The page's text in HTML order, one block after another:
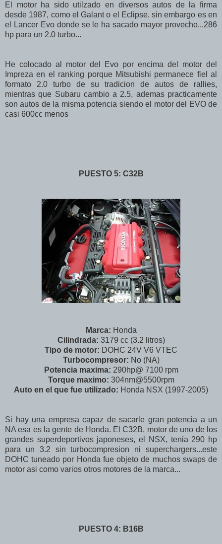
El motor ha sido utilzado en diversos autos de la firma
desde 1987, como el Galant o el Eclipse, sin embargo es en
el Lancer Evo donde se le ha sacado mayor provecho...286
hp para un 2.0 turbo...
He colocado al motor del Evo por encima del motor del
Impreza en el ranking porque Mitsubishi permanece fiel al
formato 2.0 turbo de su tradicion de autos de rallies,
mientras que Subaru cambio a 2.5, ademas practicamente
son autos de la misma potencia siendo el motor del EVO de
casi 600cc menos
PUESTO 5: C32B
Marca: Honda
Cilindrada: 3179 cc (3.2 litros)
Tipo de motor: DOHC 24V V6 VTEC
Turbocompresor: No (NA)
Potencia maxima: 290hp@ 7100 rpm
Torque maximo: 304nm@5500rpm
Auto en el que fue utilizado: Honda NSX (1997-2005)
Si hay una empresa capaz de sacarle gran potencia a un
NA esa es la gente de Honda. El C32B, motor de uno de los
grandes superdeportivos japoneses, el NSX, tenia 290 hp
para un 3.2 sin turbocompresion ni superchargers...este
DOHC tuneado por Honda fue objeto de muchos swaps de
motor asi como varios otros motores de la marca...
PUESTO 4: B16B